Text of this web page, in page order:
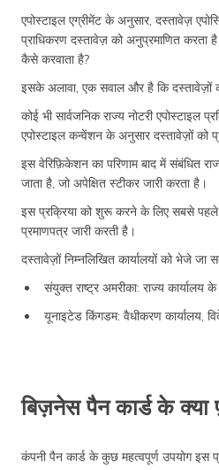
एपोस्टाइल एग्रीमेंट के अनुसार, दस्तावेज़
प्राधिकरण दस्तावेज़ को अनुप्रमाणित करता
कैसे करवाता है?
इसके अलावा, एक सवाल और है कि दस्तावेज़ों
कोई भी सार्वजनिक राज्य नोटरी
एपोस्टाइल कन्वेंशन के अनुसार दस्तावेज़ों को
इस वेरिफ़िकेशन का परिणाम बाद में संबंधित
जाता है, जो अपेक्षित स्टीकर जारी करता है।
इस प्रक्रिया को शुरू करने के लिए सबसे पहले
प्रमाणपत्र जारी करती है।
दस्तावेज़ों निम्नलिखित कार्यालयों को भेजे जा
संयुक्त राष्ट्र अमरीका: राज्य कार्यालय
यूनाइटेड किंगडम: वैधीकरण कार्यालय,
बिज़नेस पैन कार्ड के क्या
कंपनी पैन कार्ड के कुछ महत्वपूर्ण उपयोग इस